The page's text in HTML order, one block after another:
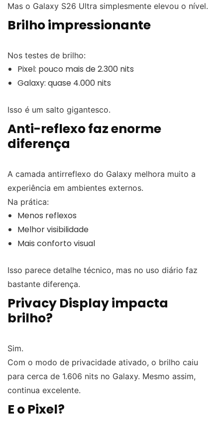
Mas o Galaxy S26 Ultra simplesmente elevou o nível.
Brilho impressionante
Nos testes de brilho:
Pixel: pouco mais de 2.300 nits
Galaxy: quase 4.000 nits
Isso é um salto gigantesco.
Anti-reflexo faz enorme
diferença
A camada antirreflexo do Galaxy melhora muito a
experiência em ambientes externos.
Na prática:
Menos reflexos
Melhor visibilidade
Mais conforto visual
Isso parece detalhe técnico, mas no uso diário faz
bastante diferença.
Privacy Display impacta
brilho?
Sim.
Com o modo de privacidade ativado, o brilho caiu
para cerca de 1.606 nits no Galaxy. Mesmo assim,
continua excelente.
E o Pixel?